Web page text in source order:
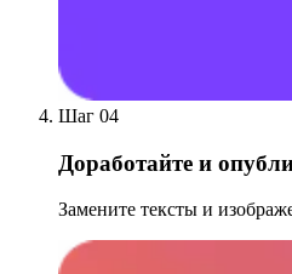
Шаг 04
Доработайте и
Замените тексты и